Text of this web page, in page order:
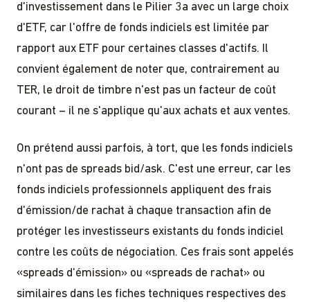
d'investissement dans le Pilier 3a avec un large choix
d'ETF, car l'offre de fonds indiciels est limitée par
rapport aux ETF pour certaines classes d'actifs. Il
convient également de noter que, contrairement au
TER, le droit de timbre n'est pas un facteur de coût
courant – il ne s'applique qu'aux achats et aux ventes.
On prétend aussi parfois, à tort, que les fonds indiciels
n'ont pas de spreads bid/ask. C'est une erreur, car les
fonds indiciels professionnels appliquent des frais
d'émission/de rachat à chaque transaction afin de
protéger les investisseurs existants du fonds indiciel
contre les coûts de négociation. Ces frais sont appelés
«spreads d'émission» ou «spreads de rachat» ou
similaires dans les fiches techniques respectives des